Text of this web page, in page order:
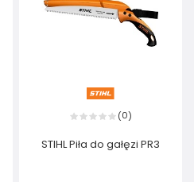
(0)
STIHL Piła do gałęzi PR3